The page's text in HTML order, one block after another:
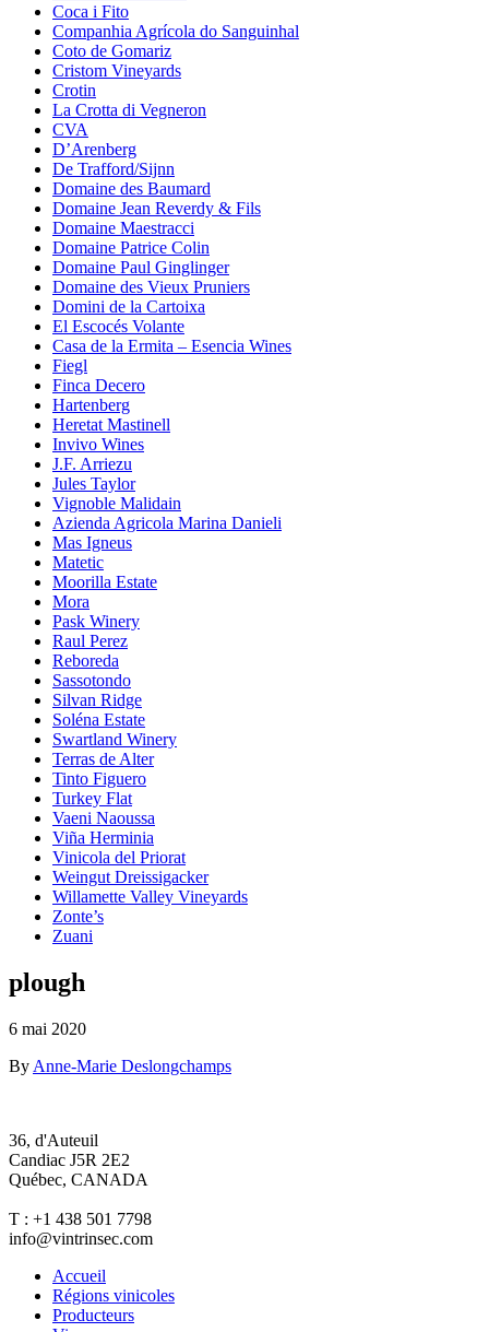
Coca i Fito
Companhia Agrícola do Sanguinhal
Coto de Gomariz
Cristom Vineyards
Crotin
La Crotta di Vegneron
CVA
D’Arenberg
De Trafford/Sijnn
Domaine des Baumard
Domaine Jean Reverdy & Fils
Domaine Maestracci
Domaine Patrice Colin
Domaine Paul Ginglinger
Domaine des Vieux Pruniers
Domini de la Cartoixa
El Escocés Volante
Casa de la Ermita – Esencia Wines
Fiegl
Finca Decero
Hartenberg
Heretat Mastinell
Invivo Wines
J.F. Arriezu
Jules Taylor
Vignoble Malidain
Azienda Agricola Marina Danieli
Mas Igneus
Matetic
Moorilla Estate
Mora
Pask Winery
Raul Perez
Reboreda
Sassotondo
Silvan Ridge
Soléna Estate
Swartland Winery
Terras de Alter
Tinto Figuero
Turkey Flat
Vaeni Naoussa
Viña Herminia
Vinicola del Priorat
Weingut Dreissigacker
Willamette Valley Vineyards
Zonte’s
Zuani
plough
6 mai 2020
By Anne-Marie Deslongchamps
36, d'Auteuil
Candiac J5R 2E2
Québec, CANADA
T : +1 438 501 7798
info@vintrinsec.com
Accueil
Régions vinicoles
Producteurs